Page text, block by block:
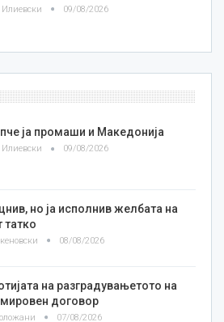
Илиевски 09/08/2026
ја промаши и Македонија
Илиевски 09/08/2026
но ја исполнив желбата на
татко
08/08/2026
на разградувањетото на
договор
07/08/2026